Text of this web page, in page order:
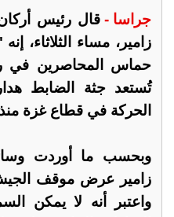
جراسا - قال رئيس
زامير، مساء الثلاثاء،
حماس المحاصرين في
تُستعد جثة الضابط
الحركة في قطاع غزة منذ
وبحسب ما أوردت
زامير عرض موقف الجيش
واعتبر أنه لا يمكن